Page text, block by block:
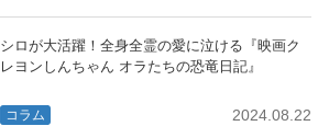
コラム 2024.08.22
シロが大活躍！全身全霊の愛に泣ける『映画ク
レヨンしんちゃん オラたちの恐竜日記』